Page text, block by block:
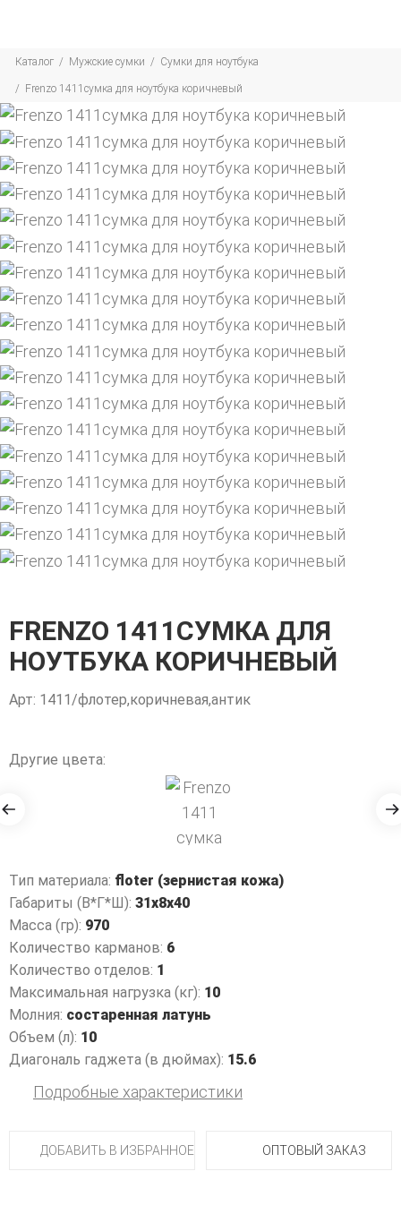
Каталог Мужские сумки Сумки для ноутбука
Frenzo 1411сумка для ноутбука коричневый
FRENZO 1411СУМКА ДЛЯ
НОУТБУКА КОРИЧНЕВЫЙ
Арт: 1411/флотер,коричневая,антик
Другие цвета:
Тип материала: floter (зернистая кожа)
Габариты (В*Г*Ш): 31x8x40
Масса (гр): 970
Количество карманов: 6
Количество отделов: 1
Максимальная нагрузка (кг): 10
Молния: состаренная латунь
Объем (л): 10
Диагональ гаджета (в дюймах): 15.6
Подробные характеристики
ДОБАВИТЬ В ИЗБРАННОЕ ОПТОВЫЙ ЗАКАЗ